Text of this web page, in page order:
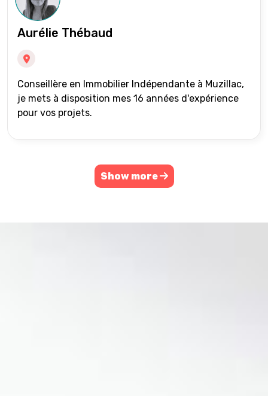
Aurélie Thébaud
Conseillère en Immobilier Indépendante à Muzillac,
je mets à disposition mes 16 années d'expérience
pour vos projets.
Show more